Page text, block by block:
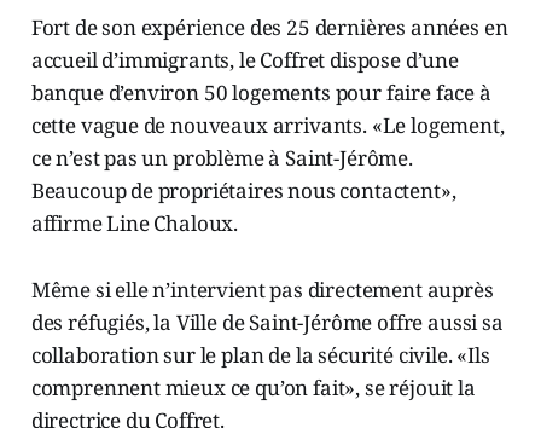
Fort de son expérience des 25 dernières années en
accueil d’immigrants, le Coffret dispose d’une
banque d’environ 50 logements pour faire face à
cette vague de nouveaux arrivants. «Le logement,
ce n’est pas un problème à Saint-Jérôme.
Beaucoup de propriétaires nous contactent»,
affirme Line Chaloux.
Même si elle n’intervient pas directement auprès
des réfugiés, la Ville de Saint-Jérôme offre aussi sa
collaboration sur le plan de la sécurité civile. «Ils
comprennent mieux ce qu’on fait», se réjouit la
directrice du Coffret.